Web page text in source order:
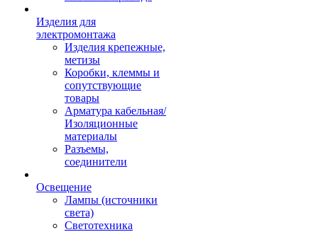
Изделия для
электромонтажа
Изделия крепежные,
метизы
Коробки, клеммы и
сопутствующие
товары
Арматура кабельная/
Изоляционные
материалы
Разъемы,
соединители
Освещение
Лампы (источники
света)
Светотехника